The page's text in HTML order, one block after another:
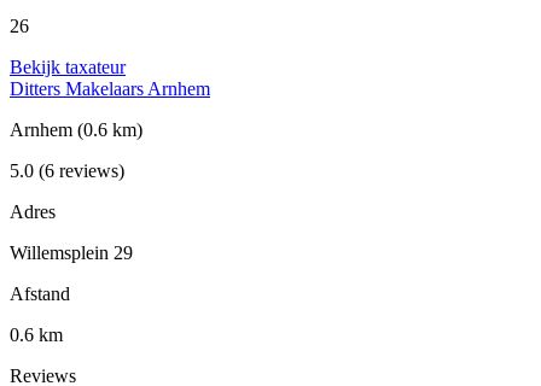
26
Bekijk taxateur
Ditters Makelaars Arnhem
Arnhem (0.6 km)
5.0 (6 reviews)
Adres
Willemsplein 29
Afstand
0.6 km
Reviews